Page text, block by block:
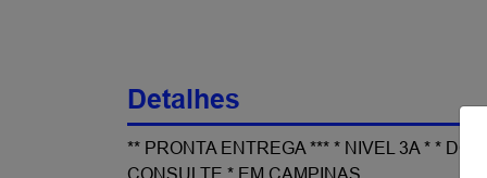
Detalhes
** PRONTA ENTREGA *** * NIVEL 3A * *